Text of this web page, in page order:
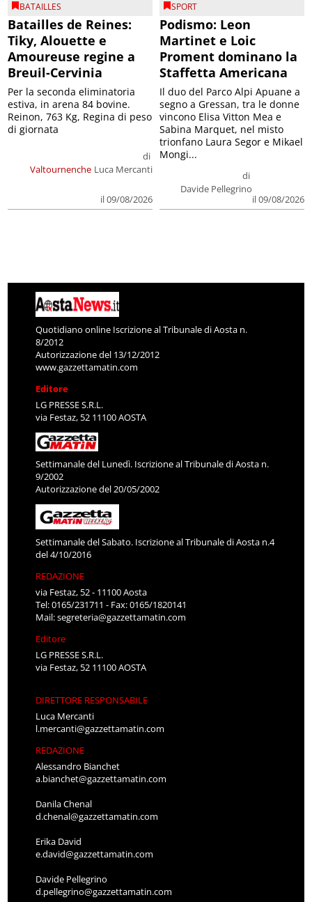
BATAILLES
Batailles de Reines:
Tiky, Alouette e
Amoureuse regine a
Breuil-Cervinia
Valtournenche
di
Luca Mercanti
il 09/08/2026
Per la seconda eliminatoria
estiva, in arena 84 bovine.
Reinon, 763 Kg, Regina di peso
di giornata
SPORT
Podismo: Leon
Martinet e Loic
Proment dominano la
Staffetta Americana
di
Davide Pellegrino
il 09/08/2026
Il duo del Parco Alpi Apuane a
segno a Gressan, tra le donne
vincono Elisa Vitton Mea e
Sabina Marquet, nel misto
trionfano Laura Segor e Mikael
Mongi...
Quotidiano online Iscrizione al Tribunale di Aosta n.
8/2012
Autorizzazione del 13/12/2012
www.gazzettamatin.com
Editore
LG PRESSE S.R.L.
via Festaz, 52 11100 AOSTA
Settimanale del Lunedì. Iscrizione al Tribunale di Aosta n.
9/2002
Autorizzazione del 20/05/2002
Settimanale del Sabato. Iscrizione al Tribunale di Aosta n.4
del 4/10/2016
REDAZIONE
via Festaz, 52 - 11100 Aosta
Tel: 0165/231711 - Fax: 0165/1820141
Mail:segreteria@gazzettamatin.com
Editore
LG PRESSE S.R.L.
via Festaz, 52 11100 AOSTA
DIRETTORE RESPONSABILE
Luca Mercanti
l.mercanti@gazzettamatin.com
REDAZIONE
Alessandro Bianchet
a.bianchet@gazzettamatin.com
Danila Chenal
d.chenal@gazzettamatin.com
Erika David
e.david@gazzettamatin.com
Davide Pellegrino
d.pellegrino@gazzettamatin.com